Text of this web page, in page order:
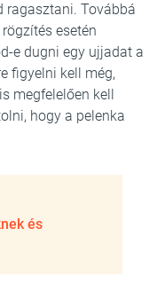
ragasztani. Továbbá
esetén
e dugni egy ujjadat a
figyelni kell még,
megfelelően kell
hogy a pelenka
és